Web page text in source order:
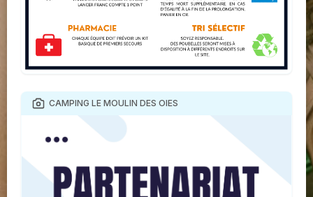
CAMPING LE MOULIN DES OIES